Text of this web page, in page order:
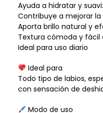
Ayuda a hidratar y
Contribuye a mejorar
Aporta brillo natural y
Textura cómoda y fácil
Ideal para uso diario
Ideal para
Todo tipo de labios,
con sensación de
Modo de uso